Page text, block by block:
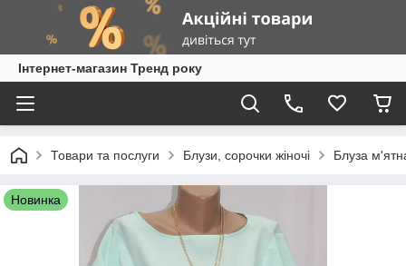
Інтернет-магазин Тренд року
Товари та послуги Блузи, сорочки жіночі Блуза
Новинка